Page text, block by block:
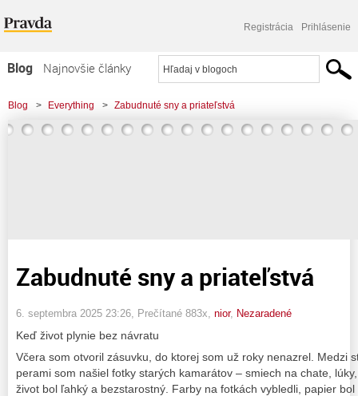
Registrácia Prihlásenie
Blog
Najnovšie články
Najčítanejšie články
Najkomentovanejšie články
Blog > Everything > Zabudnuté sny a priateľstvá
Zabudnuté sny a priateľstvá
6. septembra 2025 23:26 , Prečítané 883x, nior, Nezaradené
Keď život plynie bez návratu
Včera som otvoril zásuvku, do ktorej som už roky nenazrel. Medzi
perami som našiel fotky starých kamarátov – smiech na chate,
život bol ľahký a bezstarostný. Farby na fotkách vybledli, papier